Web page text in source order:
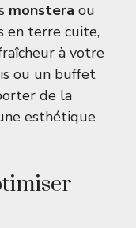
monstera ou
en terre cuite,
à votre
ou un buffet
de la
esthétique